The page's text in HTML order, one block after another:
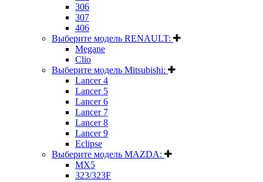
306
307
406
Выберите модель RENAULT:
Megane
Clio
Выберите модель Mitsubishi:
Lancer 4
Lancer 5
Lancer 6
Lancer 7
Lancer 8
Lancer 9
Eclipse
Выберите модель MAZDA:
MX5
323/323F